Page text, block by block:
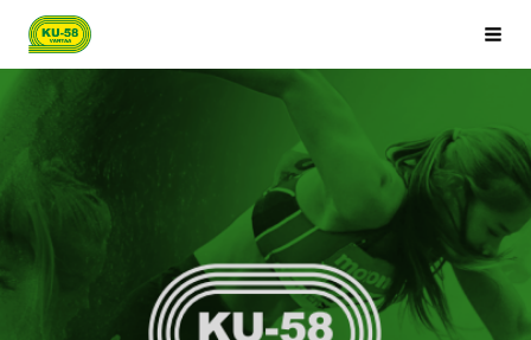
Siirry
sivun
Kenttäurheilijat-58 ry